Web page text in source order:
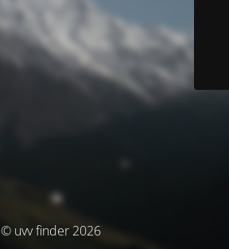
© uvv finder 2026